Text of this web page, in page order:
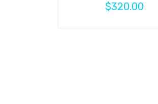
$320.00